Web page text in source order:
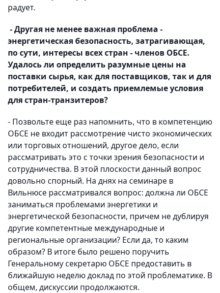
радует.
- Другая не менее важная проблема -
энергетическая безопасность, затрагивающая,
по сути, интересы всех стран - членов ОБСЕ.
Удалось ли определить разумные цены на
поставки сырья, как для поставщиков, так и для
потребителей, и создать приемлемые условия
для стран-транзитеров?
- Позвольте еще раз напомнить, что в компетенцию
ОБСЕ не входит рассмотрение чисто экономических
или торговых отношений, другое дело, если
рассматривать это с точки зрения безопасности и
сотрудничества. В этой плоскости данный вопрос
довольно спорный. На днях на семинаре в
Вильнюсе рассматривался вопрос: должна ли ОБСЕ
заниматься проблемами энергетики и
энергетической безопасности, причем не дублируя
другие компетентные международные и
региональные организации? Если да, то каким
образом? В итоге было решено поручить
Генеральному секретарю ОБСЕ предоставить в
ближайшую неделю доклад по этой проблематике. В
общем, дискуссии продолжаются.